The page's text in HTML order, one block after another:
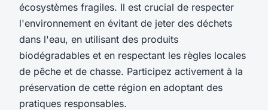
écosystèmes fragiles. Il est crucial de respecter
l'environnement en évitant de jeter des déchets
dans l'eau, en utilisant des produits
biodégradables et en respectant les règles locales
de pêche et de chasse. Participez activement à la
préservation de cette région en adoptant des
pratiques responsables.